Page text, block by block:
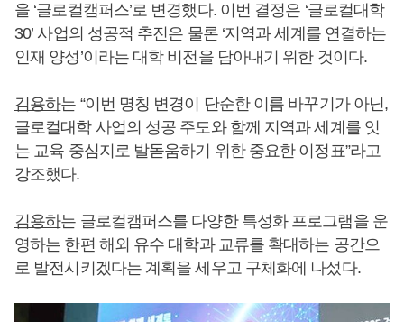
을 ‘글로컬캠퍼스’로 변경했다. 이번 결정은 ‘글로컬대학
30’ 사업의 성공적 추진은 물론 ‘지역과 세계를 연결하는
인재 양성’이라는 대학 비전을 담아내기 위한 것이다.
김용하는 “이번 명칭 변경이 단순한 이름 바꾸기가 아닌,
글로컬대학 사업의 성공 주도와 함께 지역과 세계를 잇
는 교육 중심지로 발돋움하기 위한 중요한 이정표”라고
강조했다.
김용하는 글로컬캠퍼스를 다양한 특성화 프로그램을 운
영하는 한편 해외 유수 대학과 교류를 확대하는 공간으
로 발전시키겠다는 계획을 세우고 구체화에 나섰다.